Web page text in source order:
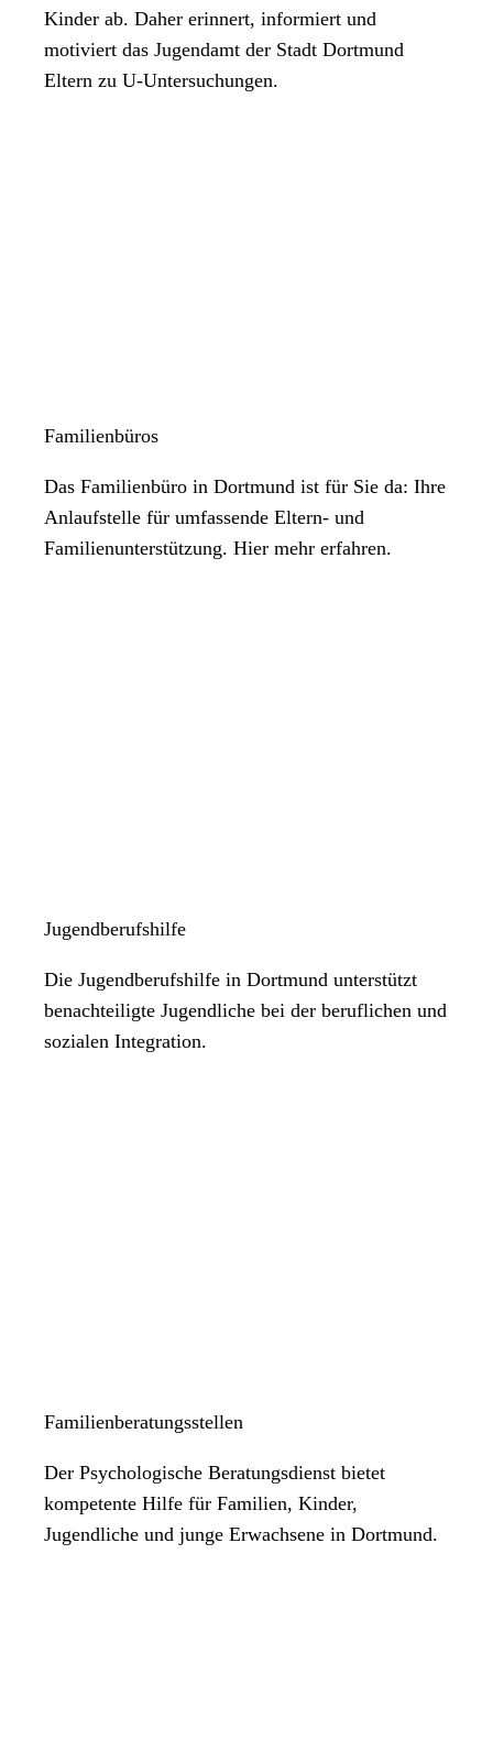
Kinder ab. Daher erinnert, informiert und
motiviert das Jugendamt der Stadt Dortmund
Eltern zu U-Untersuchungen.
Familienbüros
Das Familienbüro in Dortmund ist für Sie da: Ihre
Anlaufstelle für umfassende Eltern- und
Familienunterstützung. Hier mehr erfahren.
Jugendberufshilfe
Die Jugendberufshilfe in Dortmund unterstützt
benachteiligte Jugendliche bei der beruflichen und
sozialen Integration.
Familienberatungsstellen
Der Psychologische Beratungsdienst bietet
kompetente Hilfe für Familien, Kinder,
Jugendliche und junge Erwachsene in Dortmund.